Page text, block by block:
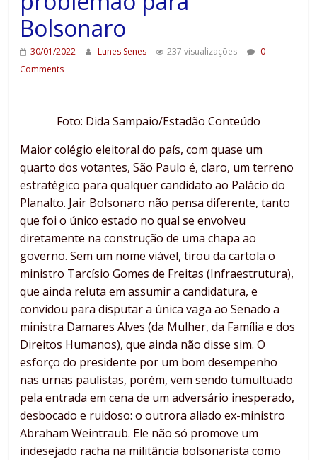
Bolsonaro
30/01/2022 Lunes Senes 237 visualizações
0
Comments
Foto: Dida Sampaio/Estadão Conteúdo
Maior colégio eleitoral do país, com quase um
quarto dos votantes, São Paulo é, claro, um terreno
estratégico para qualquer candidato ao Palácio do
Planalto. Jair Bolsonaro não pensa diferente, tanto
que foi o único estado no qual se envolveu
diretamente na construção de uma chapa ao
governo. Sem um nome viável, tirou da cartola o
ministro Tarcísio Gomes de Freitas (Infraestrutura),
que ainda reluta em assumir a candidatura, e
convidou para disputar a única vaga ao Senado a
ministra Damares Alves (da Mulher, da Família e dos
Direitos Humanos), que ainda não disse sim. O
esforço do presidente por um bom desempenho
nas urnas paulistas, porém, vem sendo tumultuado
pela entrada em cena de um adversário inesperado,
desbocado e ruidoso: o outrora aliado ex-ministro
Abraham Weintraub. Ele não só promove um
indesejado racha na militância bolsonarista como